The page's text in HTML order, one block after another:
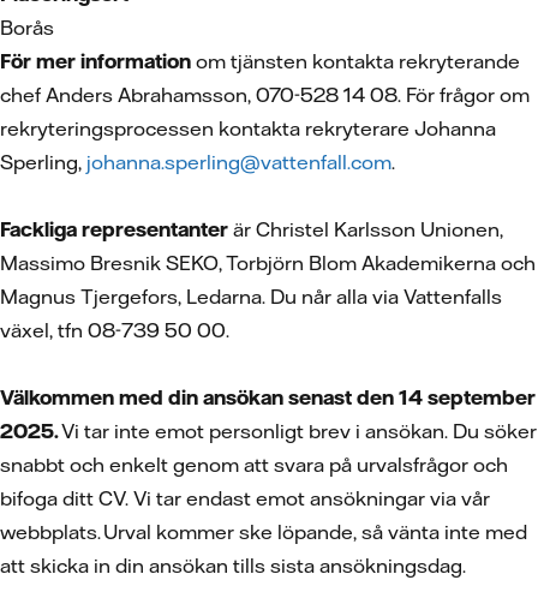
Borås
För mer information om tjänsten kontakta rekryterande
chef Anders Abrahamsson, 070-528 14 08. För frågor om
rekryteringsprocessen kontakta rekryterare Johanna
Sperling, johanna.sperling@vattenfall.com.
Fackliga representanter är Christel Karlsson Unionen,
Massimo Bresnik SEKO, Torbjörn Blom Akademikerna och
Magnus Tjergefors, Ledarna. Du når alla via Vattenfalls
växel, tfn 08-739 50 00.
Välkommen med din ansökan senast den 14 september
2025.Vi tar inte emot personligt brev i ansökan. Du söker
snabbt och enkelt genom att svara på urvalsfrågor och
bifoga ditt CV. Vi tar endast emot ansökningar via vår
webbplats. Urval kommer ske löpande, så vänta inte med
att skicka in din ansökan tills sista ansökningsdag.